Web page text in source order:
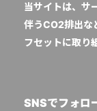
当サイトは、サ
伴うCO2排出な
フセットに取り
SNSでフォロ